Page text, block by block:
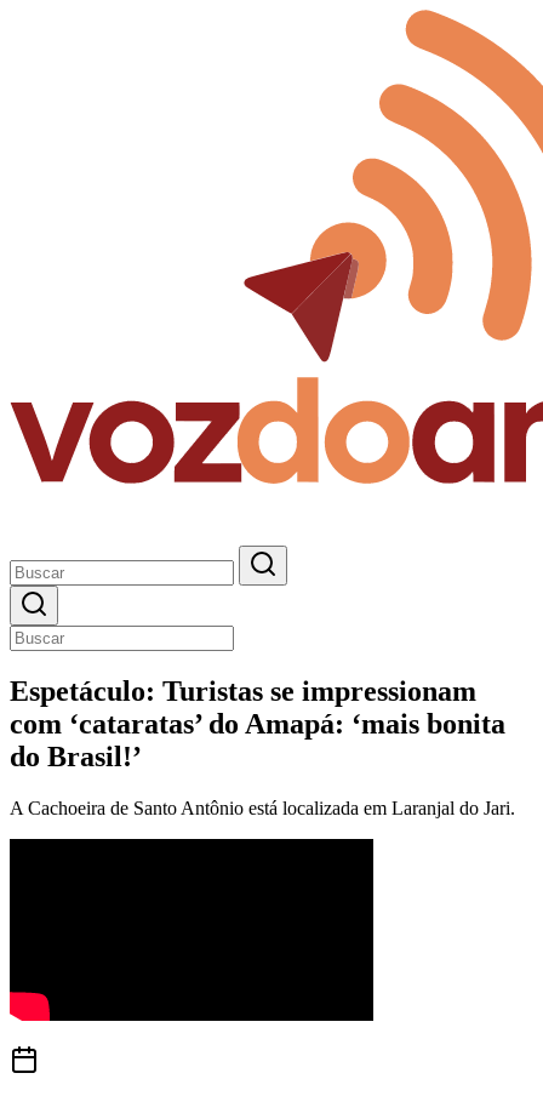
Espetáculo: Turistas se impressionam
com ‘cataratas’ do Amapá: ‘mais bonita
do Brasil!’
A Cachoeira de Santo Antônio está localizada em Laranjal do Jari.